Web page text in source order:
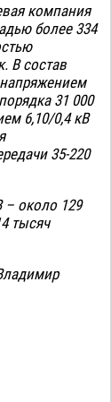
компания
более 334
В состав
31 000
6,10/0,4 кВ
35-220
– около 129
тысяч